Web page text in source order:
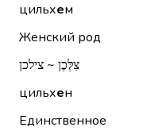
цильхем
Женский род
צִלְּכֶן ~ צילכן
цильхен
Единственное